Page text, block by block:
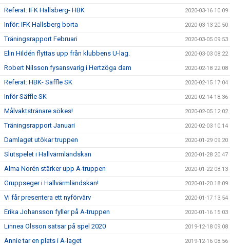
Referat: IFK Hallsberg- HBK 2020-03-16 10:09
Inför: IFK Hallsberg borta 2020-03-13 20:50
Träningsrapport Februari 2020-03-05 09:53
Elin Hildén flyttas upp från klubbens U-lag. 2020-03-03 08:22
Robert Nilsson fysansvarig i Hertzöga dam 2020-02-18 22:08
Referat: HBK- Säffle SK 2020-02-15 17:04
Inför Säffle SK 2020-02-14 18:36
Målvaktstränare sökes! 2020-02-05 12:02
Träningsrapport Januari 2020-02-03 10:14
Damlaget utökar truppen 2020-01-29 09:20
Slutspelet i Hallvärmländskan 2020-01-28 20:47
Alma Norén stärker upp A-truppen 2020-01-22 08:13
Gruppseger i Hallvärmländskan! 2020-01-20 18:09
Vi får presentera ett nyförvärv 2020-01-17 13:54
Erika Johansson fyller på A-truppen 2020-01-16 15:03
Linnea Olsson satsar på spel 2020 2019-12-18 09:08
Annie tar en plats i A-laget 2019-12-16 08:56